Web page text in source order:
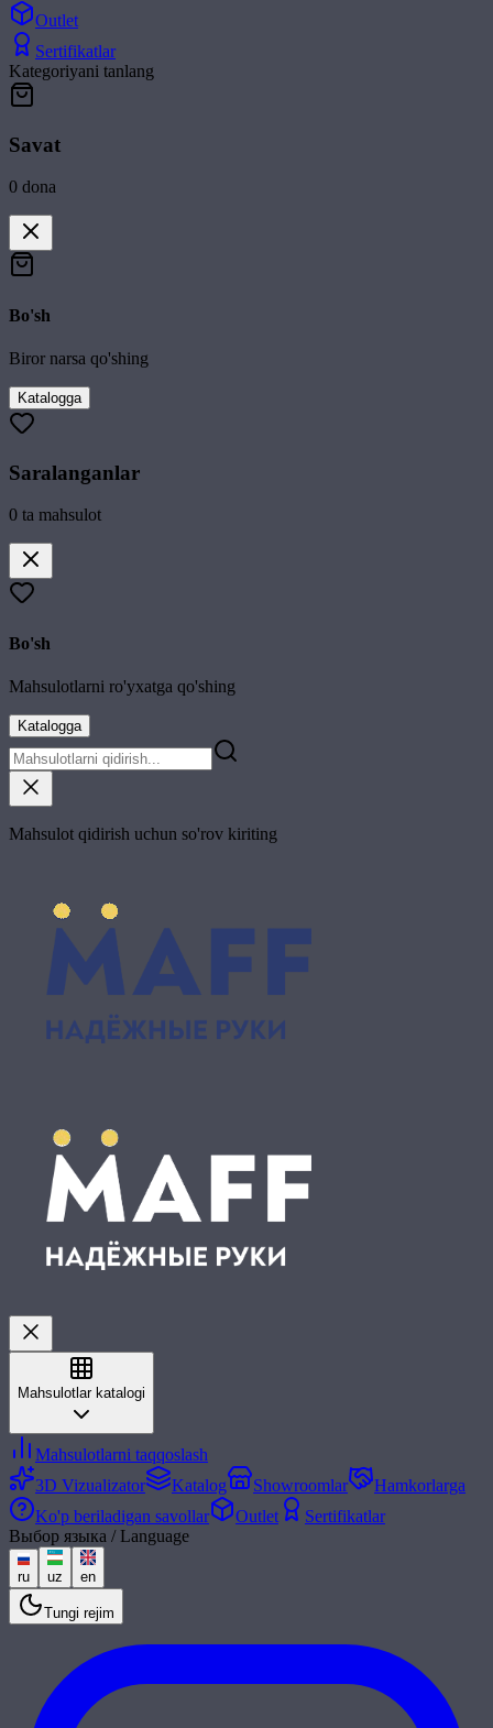
Outlet
Sertifikatlar
Kategoriyani tanlang
Savat
0 dona
Bo'sh
Biror narsa qo'shing
Katalogga
Saralanganlar
0 ta mahsulot
Bo'sh
Mahsulotlarni ro'yxatga qo'shing
Katalogga
Mahsulot qidirish uchun so'rov kiriting
Mahsulotlar katalogi
Mahsulotlarni taqqoslash
3D Vizualizator
Katalog Showroomlar
Hamkorlarga
Ko'p beriladigan savollar
Outlet
Sertifikatlar
Выбор языка / Language
ru uz en
Tungi rejim